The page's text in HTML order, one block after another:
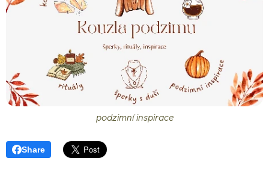
podzimní inspirace
Share